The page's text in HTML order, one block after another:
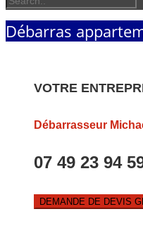
Débarras
VOTRE
Débarrasseur
07 49 23 94
DEMANDE DE DEVIS